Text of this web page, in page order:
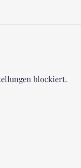
blockiert.